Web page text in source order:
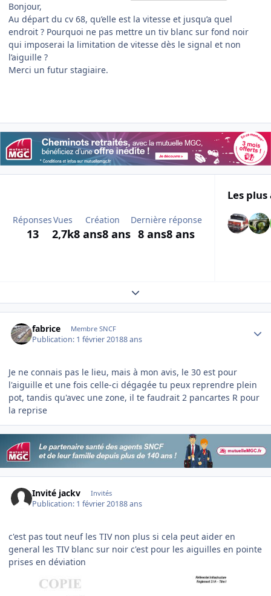
Bonjour,
Au départ du cv 68, qu’elle est la vitesse et jusqu’a quel
endroit ? Pourquoi ne pas mettre un tiv blanc sur fond noir
qui imposerai la limitation de vitesse dès le signal et non
l’aiguille ?
Merci un futur stagiaire.
Réponses
13
Vues
2,7k
Création
8 ans8 ans
Dernière réponse
8 ans8 ans
Les
Expand topic overview
fabrice Membre SNCF
Publication: 1 février 20188 ans
Je ne connais pas le lieu, mais à mon avis, le 30 est pour
l'aiguille et une fois celle-ci dégagée tu peux reprendre plein
pot, tandis qu'avec une zone, il te faudrait 2 pancartes R pour
la reprise
Invité jackv Invités
Publication: 1 février 20188 ans
c'est pas tout neuf les TIV non plus si cela peut aider en
general les TIV blanc sur noir c'est pour les aiguilles en pointe
prises en déviation